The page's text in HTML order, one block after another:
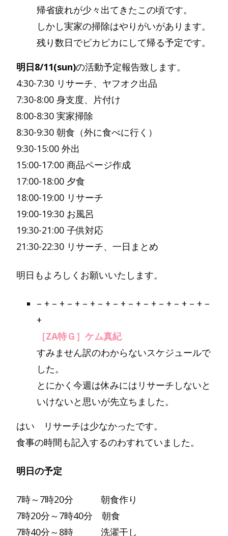
帰省疲れが少々出てきたこの頃です。
しかし実家の掃除はやりがいがあります。
残り数日でピカピカにして帰る予定です。
明日8/11(sun)の活動予定報告致します。
4:30-7:30 リサーチ、ヤフオク出品
7:30-8:00 身支度、片付け
8:00-8:30 実家掃除
8:30-9:30 朝食（外に食べに行く）
9:30-15:00 外出
15:00-17:00 商品ページ作成
17:00-18:00 夕食
18:00-19:00 リサーチ
19:00-19:30 お風呂
19:30-21:00 子供対応
21:30-22:30 リサーチ、一日まとめ
明日もよろしくお願いいたします。
– + – + – + – + – + – + – + – + – + – + – + –
+
［ZA特Ｇ］ケム真紀
すみません訳のわからないスケジュールで
した。
とにかく今週は休みにはリサーチしないと
いけないと思いが先立ちました。
はい リサーチは少なかったです。
食事の時間も記入するのわすれていました。
明日の予定
7時～7時20分 朝食作り
7時20分～7時40分 朝食
7時40分～8時 洗濯干し